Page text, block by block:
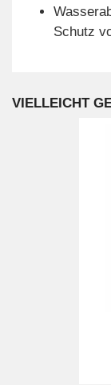
Schutz
VIELLEICHT